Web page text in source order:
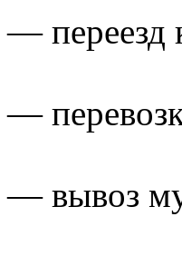
— переезд
—
— вывоз